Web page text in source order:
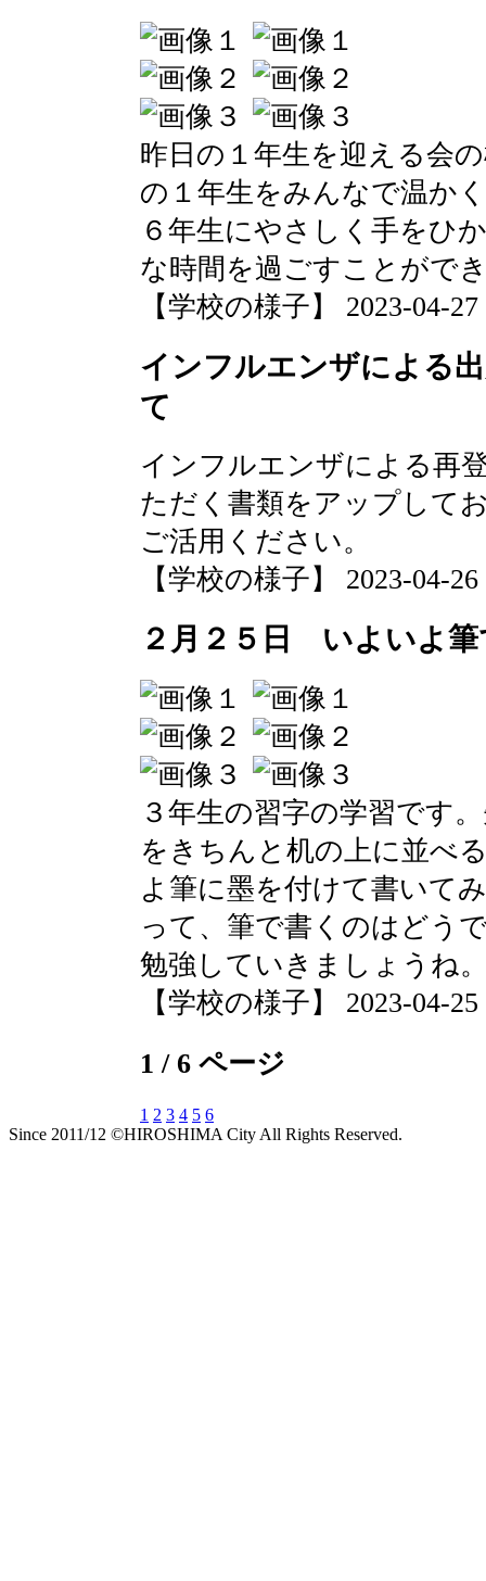
昨日の１年生を迎える会
の１年生をみんなで温か
６年生にやさしく手をひ
な時間を過ごすことがで
【学校の様子】 2023-04-
インフルエンザによる
て
インフルエンザによる再
ただく書類をアップして
ご活用ください。
【学校の様子】 2023-04-
２月２５日 いよいよ
３年生の習字の学習です
をきちんと机の上に並べ
よ筆に墨を付けて書いて
って、筆で書くのはどう
勉強していきましょうね
【学校の様子】 2023-04-
1 / 6 ページ
1 2 3 4 5 6
Since 2011/12 ©HIROSHIMA City All Rights Reserved.